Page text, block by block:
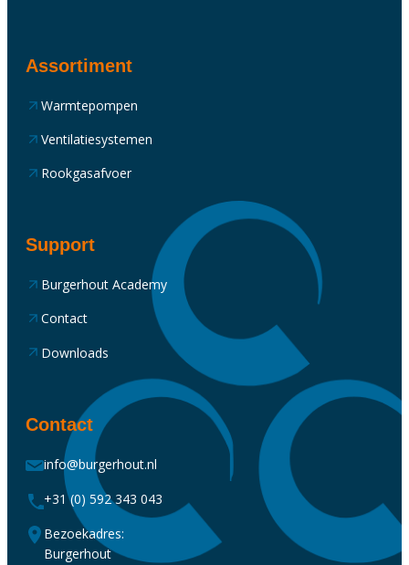
Assortiment
Warmtepompen
Ventilatiesystemen
Rookgasafvoer
Support
Burgerhout Academy
Contact
Downloads
Contact
info@burgerhout.nl
+31 (0) 592 343 043
Bezoekadres:
Burgerhout